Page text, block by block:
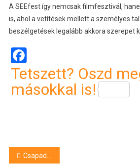
A SEEfest így nemcsak filmfesztivál,
is, ahol a vetítések mellett a személyes
beszélgetések legalább akkora szerepet
Facebook
Tetszett? Oszd
másokkal is!
Bejegyzés
Csapadék a láthatáron – még ennyit kell aludnunk